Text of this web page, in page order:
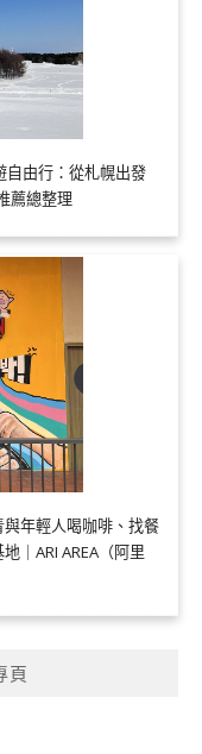
自由行：從札幌出發
薦總整理
年輕人喝咖啡、找餐
｜ARI AREA（阿里
頁